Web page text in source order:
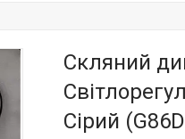
Скляний
Сірий